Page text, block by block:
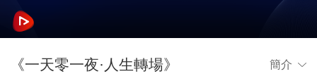
《一天零一夜·人生轉場》 簡介